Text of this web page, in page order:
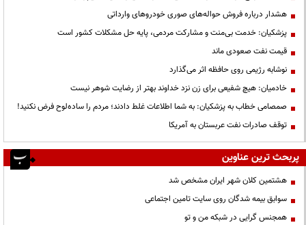
هشدار درباره فروش حواله‌های صوری خودروهای وارداتی
پزشکیان: خدمت بی‌منت و مشارکت مردمی، پایه حل مشکلات کشور است
قیمت نفت صعودی ماند
نوشابه رژیمی روی حافظه اثر می‌گذارد
خادمیان: هیچ شفیعی برای زن نزد خداوند بهتر از رضایت شوهر نیست
صمصامی خطاب به پزشکیان: به شما اطلاعات غلط دادند؛ مردم را ساده‌لوح فرض نکنید!
توقف صادرات نفت عربستان به آمریکا
پربحث ترین عناوین
هشتمین کلان شهر ایران مشخص شد
سوابق بیمه شدگان روی سایت تامین اجتماعی
همجنس گرایی در شبکه من و تو